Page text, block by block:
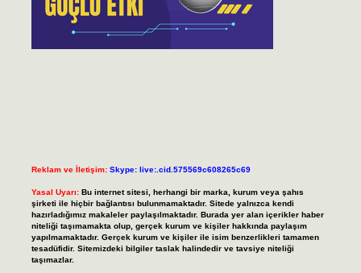
Reklam ve İletişim: Skype: live:.cid.575569c608265c69
Yasal Uyarı: Bu internet sitesi, herhangi bir marka, kurum veya şahıs
şirketi ile hiçbir bağlantısı bulunmamaktadır. Sitede yalnızca kendi
hazırladığımız makaleler paylaşılmaktadır. Burada yer alan içerikler haber
niteliği taşımamakta olup, gerçek kurum ve kişiler hakkında paylaşım
yapılmamaktadır. Gerçek kurum ve kişiler ile isim benzerlikleri tamamen
tesadüfidir. Sitemizdeki bilgiler taslak halindedir ve tavsiye niteliği
taşımazlar.